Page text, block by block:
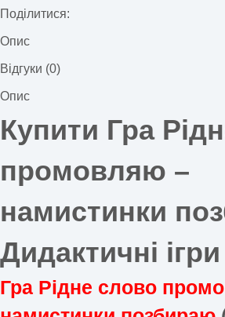
Поділитися:
Опис
Відгуки (0)
Опис
Купити Гра
промовляю –
намистинки
Дидактичні
Гра Рідне слово